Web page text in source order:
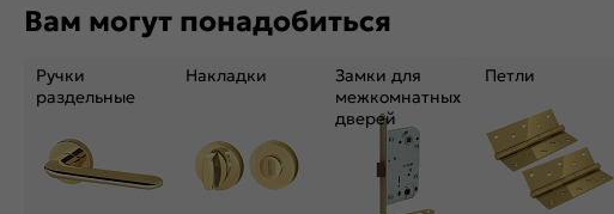
Вам могут понадобиться
Ручки
раздельные
Накладки
Замки для
межкомнатных
дверей
Петли